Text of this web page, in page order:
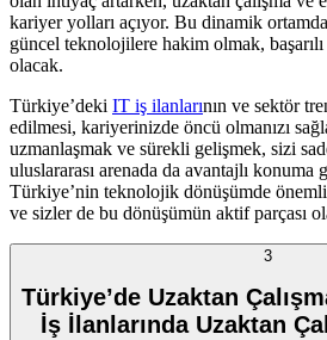
kariyer yolları açıyor. Bu dinamik
güncel teknolojilere hakim olmak,
olacak.
Türkiye’deki IT iş ilanlarının ve sektör
edilmesi, kariyerinizde öncü olmanızı
uzmanlaşmak ve sürekli gelişmek, sizi
uluslararası arenada da avantajlı konuma
Türkiye’nin teknolojik dönüşümde
ve sizler de bu dönüşümün aktif parçası
3
Türkiye’de Uzaktan
İş İlanlarında Uzaktan